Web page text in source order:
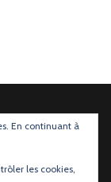
En continuant à
les cookies,